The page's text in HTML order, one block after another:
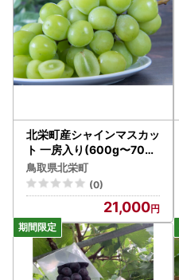
北栄町産シャインマスカッ
ト 一房入り(600g〜700g
)【9月上旬以降お届け】
鳥取県北栄町
(0)
21,000